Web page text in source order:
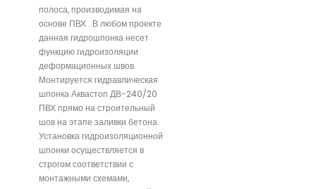
полоса, производимая на
основе ПВХ . В любом проекте
данная гидрошпонка несет
функцию гидроизоляции
деформационных швов.
Монтируется гидравлическая
шпонка Аквастоп ДВ-240/20
ПВХ прямо на строительный
шов на этапе заливки бетона.
Установка гидроизоляционной
шпонки осуществляется в
строгом соответствии с
монтажными схемами,